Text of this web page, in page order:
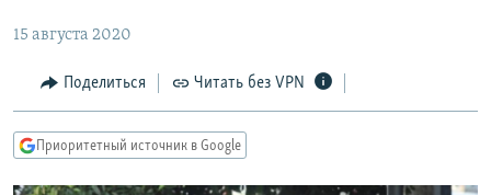
навигации
Вернутся
КУЛЬТУРА
IDEL.РЕАЛИИ
КАВКАЗ.РЕАЛИИ
15 августа 2020
Поделиться Читать без VPN
Приоритетный источник в Google